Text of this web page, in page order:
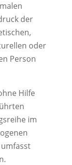
der
oder
Person
Hilfe
im